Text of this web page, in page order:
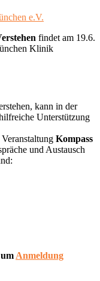
e.V.
findet am 19.6.
Klinik
kann in der
Unterstützung
Kompass
und Austausch
Anmeldung